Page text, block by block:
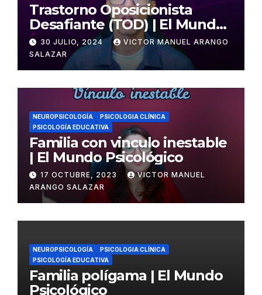
Trastorno Oposicionista
Desafiante (TOD) | El Mundo
Psicológico
30 JULIO, 2024
VICTOR MANUEL ARANGO
SALAZAR
NEUROPSICOLOGÍA
PSICOLOGIA CLÍNICA
PSICOLOGÍA EDUCATIVA
Familia con vinculo inestable
| El Mundo Psicológico
17 OCTUBRE, 2023
VICTOR MANUEL
ARANGO SALAZAR
NEUROPSICOLOGÍA
PSICOLOGIA CLÍNICA
PSICOLOGÍA EDUCATIVA
Familia polígama | El Mundo
Psicológico